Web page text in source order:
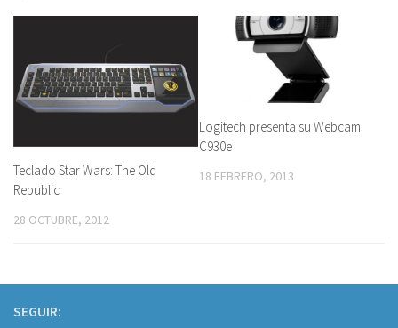
Teclado Star Wars: The Old
Republic
28 OCTUBRE, 2012
Logitech presenta su Webcam
C930e
18 FEBRERO, 2013
SEGUIR: